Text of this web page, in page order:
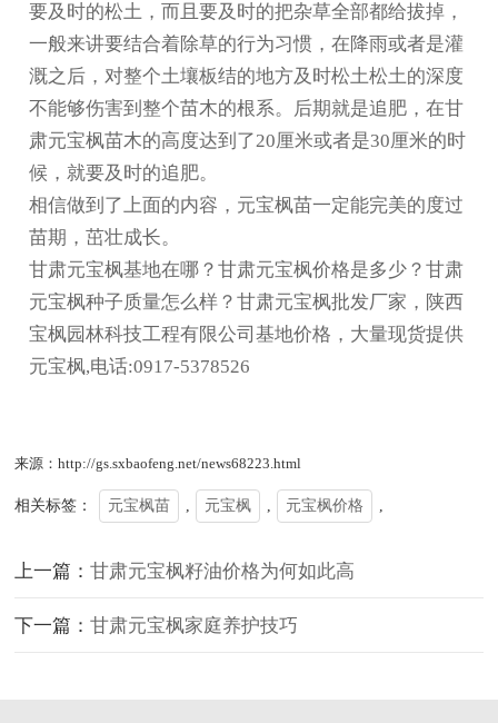
要及时的松土，而且要及时的把杂草全部都给拔掉，
一般来讲要结合着除草的行为习惯，在降雨或者是灌
溉之后，对整个土壤板结的地方及时松土松土的深度
不能够伤害到整个苗木的根系。后期就是追肥，在甘
肃元宝枫苗木的高度达到了20厘米或者是30厘米的时
候，就要及时的追肥。
相信做到了上面的内容，元宝枫苗一定能完美的度过
苗期，茁壮成长。
甘肃元宝枫基地在哪？甘肃元宝枫价格是多少？甘肃
元宝枫种子质量怎么样？甘肃元宝枫批发厂家，陕西
宝枫园林科技工程有限公司基地价格，大量现货提供
元宝枫,电话:0917-5378526
来源：http://gs.sxbaofeng.net/news68223.html
相关标签： 元宝枫苗 元宝枫 元宝枫价格
上一篇：甘肃元宝枫籽油价格为何如此高
下一篇：甘肃元宝枫家庭养护技巧